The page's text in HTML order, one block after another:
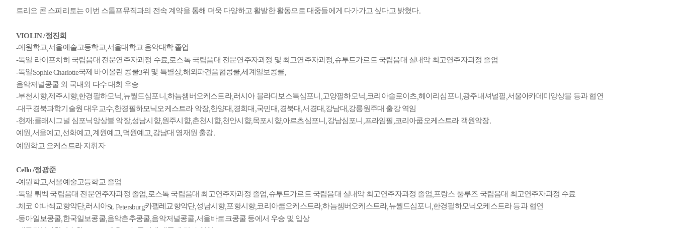
트리오 콘 스피리토는 이번 스톰프뮤직과의 전속 계약을 통해 더욱 다양하고 활발한 활동으로 대중들에게 다가가고 싶다고 밝혔다.
VIOLIN /정진희
-예원학교,서울예술고등학교,서울대학교 음악대학 졸업
-독일 라이프치히 국립음대 전문연주자과정 수료,로스톡 국립음대 전문연주자과정 및 최고연주자과정,슈투트가르트 국립음대 실내악 최고연주자과정 졸업
-독일Sophie Charlotte국제 바이올린 콩쿨3위 및 특별상,해외파견음협콩쿨,세계일보콩쿨,
음악저널콩쿨 외 국내외 다수 대회 우승
-부천시향,제주시향,한경필하모닉,뉴월드심포니 ,하늠챔버오케스트라,러시아 블라디보스톡심포니 ,고양필하모닉,코리아솔로이츠,헤이리심포니 ,광주내셔널필,서울아카데미앙상블 등과 협연
-대구경북과학기술원 대우교수,한경필하모닉오케스트라 악장,한양대,경희대 ,국민대,경북대,서경대,강남대,강릉원주대 출강 역임
-현재 :클래시그널 심포닉앙상블 악장,성남시향,원주시향,춘천시향,천안시향,목포시향,아르츠심포니 ,강남심포니 ,프라임필,코리아쿱오케스트라 객원악장.
예원,서울예고,선화예고,계원예고,덕원예고,강남대 영재원 출강.
예원학교 오케스트라 지휘자
Cello /정광준
-예원학교,서울예술고등학교 졸업
-독일 뤼벡 국립음대 전문연주자과정 졸업,로스톡 국립음대 최고연주자과정 졸업,슈투트가르트 국립음대 실내악 최고연주자과정 졸업,프랑스 뚤루즈 국립음대 최고연주자과정 수료
-체코 야나첵교향악단,러시아St. Petersburg카펠레교향악단,성남시향,포항시향,코리아쿱오케스트라,하늠쳄버오케스트라,뉴월드심포니 ,한경필하모닉오케스트라 등과 협연
-동아일보콩쿨,한국일보콩쿨,음악춘추콩쿨,음악저널콩쿨,서울바로크콩쿨 등에서 우승 및 입상